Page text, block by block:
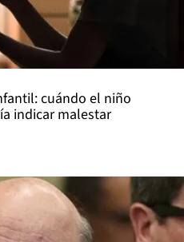
cuándo el niño
indicar malestar